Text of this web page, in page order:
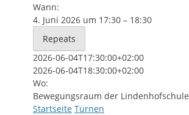
Wann:
4. Juni 2026 um 17:30 – 18:30
Repeats
2026-06-04T17:30:00+02:00
2026-06-04T18:30:00+02:00
Wo:
Bewegungsraum der Lindenhofschule
Startseite Turnen